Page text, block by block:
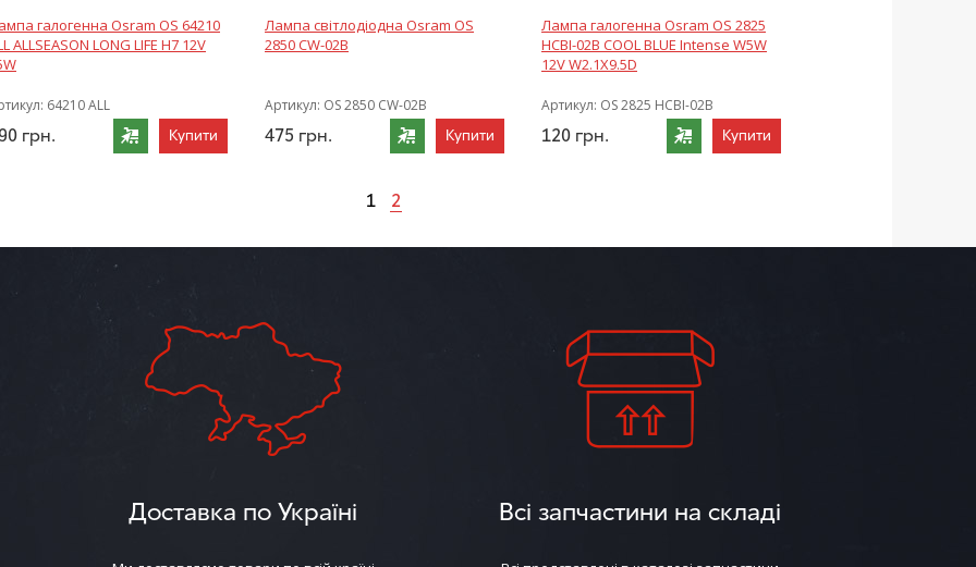
галогенна Osram OS 64210
ALLSEASON LONG LIFE H7 12V
64210 ALL
грн. Купити
Лампа світлодіодна Osram OS
2850 CW-02B
Артикул: OS 2850 CW-02B
475 грн. Купити
Лампа галогенна Osram OS 2825
HCBI-02B COOL BLUE Intense W5W
12V W2.1X9.5D
Артикул: OS 2825 HCBI-02B
120 грн. Купити
1 2
Доставка по Україні Всі запчастини на складі